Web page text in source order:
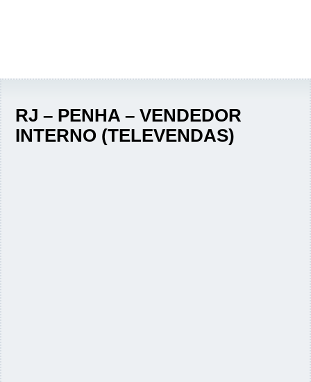
RJ – PENHA – VENDEDOR
INTERNO (TELEVENDAS)